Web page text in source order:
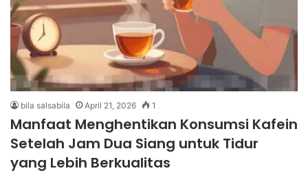
bila salsabila April 21, 2026 1
Manfaat Menghentikan Konsumsi Kafein
Setelah Jam Dua Siang untuk Tidur
yang Lebih Berkualitas